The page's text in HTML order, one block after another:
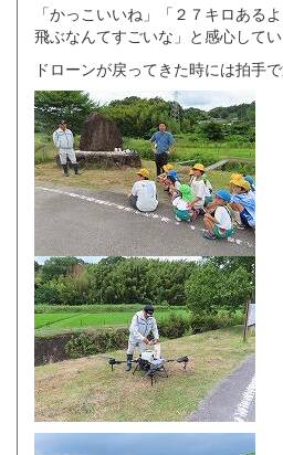
「かっこいいね」「２７キロある
飛ぶなんてすごいな」と感心してい
ドローンが戻ってきた時には拍手で